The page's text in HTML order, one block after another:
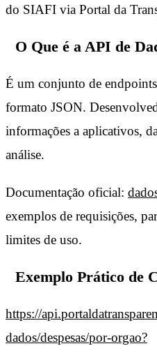
do SIAFI via Portal da
O Que é a API de
É um conjunto de
formato JSON.
informações a aplicativos,
análise.
Documentação oficial:
exemplos de requisições,
limites de uso.
Exemplo Prático de
https://
dados/despesas/por-orgao?